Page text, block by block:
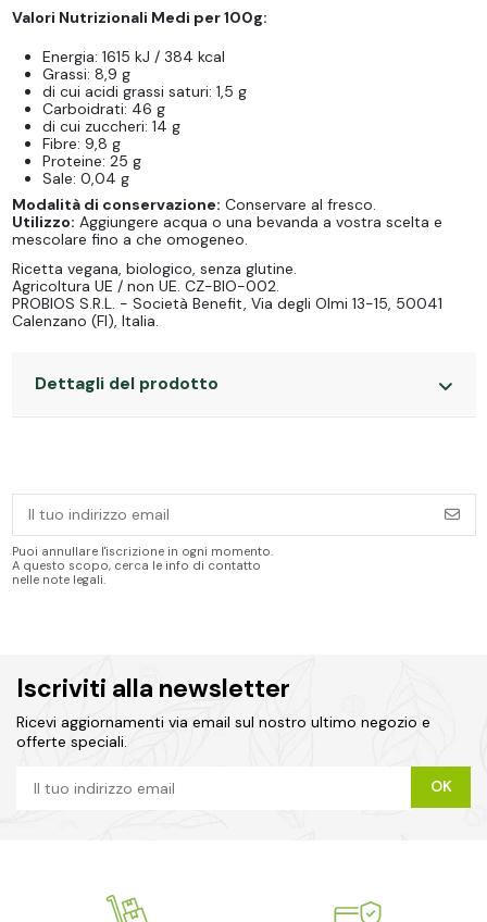
Valori Nutrizionali Medi per 100g:
Energia: 1615 kJ / 384 kcal
Grassi: 8,9 g
di cui acidi grassi saturi: 1,5 g
Carboidrati: 46 g
di cui zuccheri: 14 g
Fibre: 9,8 g
Proteine: 25 g
Sale: 0,04 g
Modalità di conservazione: Conservare al fresco.
Utilizzo: Aggiungere acqua o una bevanda a vostra scelta e
mescolare fino a che omogeneo.
Ricetta vegana, biologico, senza glutine.
Agricoltura UE / non UE. CZ-BIO-002.
PROBIOS S.R.L. - Società Benefit, Via degli Olmi 13-15, 50041
Calenzano (FI), Italia.
Dettagli del prodotto
Puoi annullare l'iscrizione in ogni momento.
A questo scopo, cerca le info di contatto
nelle note legali.
Iscriviti alla newsletter
Ricevi aggiornamenti via email sul nostro ultimo negozio e
offerte speciali.